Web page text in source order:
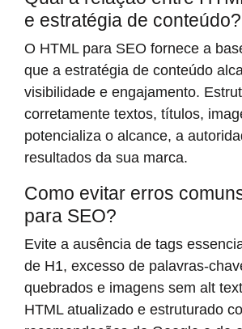
e estratégia de conteúdo?
O HTML para SEO fornece a
que a estratégia de conteúdo
visibilidade e engajamento.
corretamente textos, títulos,
potencializa o alcance, a
resultados da sua marca.
Como evitar erros
para SEO?
Evite a ausência de tags
de H1, excesso de palavras-
quebrados e imagens sem alt
HTML atualizado e estruturado